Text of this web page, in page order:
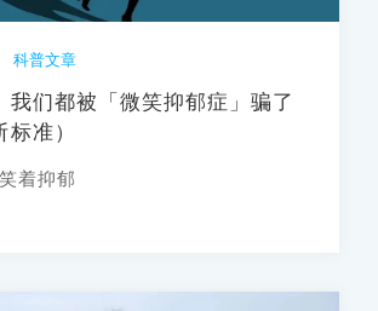
科普文章
我们都被「微笑抑郁症」骗了
标准）
着抑郁